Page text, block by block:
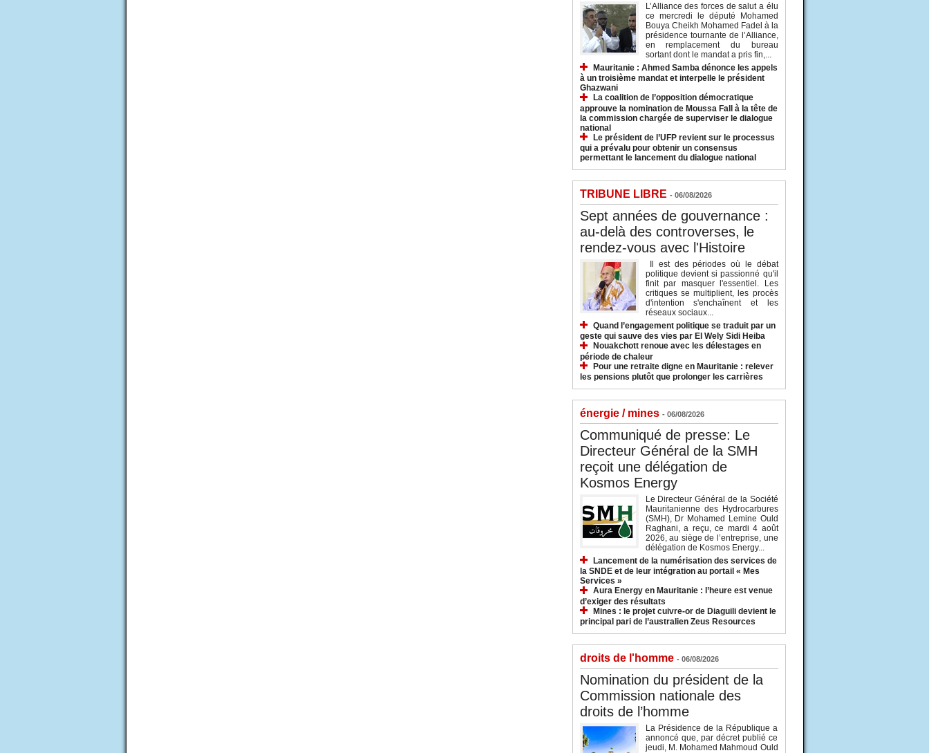
L’Alliance des forces de salut a élu
ce mercredi le député Mohamed
Bouya Cheikh Mohamed Fadel à la
présidence tournante de l’Alliance,
en remplacement du bureau
sortant dont le mandat a pris fin,...
Mauritanie : Ahmed Samba dénonce les appels
à un troisième mandat et interpelle le président
Ghazwani
La coalition de l’opposition démocratique
approuve la nomination de Moussa Fall à la tête de
la commission chargée de superviser le dialogue
national
Le président de l’UFP revient sur le processus
qui a prévalu pour obtenir un consensus
permettant le lancement du dialogue national
TRIBUNE LIBRE - 06/08/2026
Sept années de gouvernance :
au-delà des controverses, le
rendez-vous avec l'Histoire
Il est des périodes où le débat
politique devient si passionné qu'il
finit par masquer l'essentiel. Les
critiques se multiplient, les procès
d'intention s'enchaînent et les
réseaux sociaux...
Quand l’engagement politique se traduit par un
geste qui sauve des vies par El Wely Sidi Heiba
Nouakchott renoue avec les délestages en
période de chaleur
Pour une retraite digne en Mauritanie : relever
les pensions plutôt que prolonger les carrières
énergie / mines - 06/08/2026
Communiqué de presse: Le
Directeur Général de la SMH
reçoit une délégation de
Kosmos Energy
Le Directeur Général de la Société
Mauritanienne des Hydrocarbures
(SMH), Dr Mohamed Lemine Ould
Raghani, a reçu, ce mardi 4 août
2026, au siège de l’entreprise, une
délégation de Kosmos Energy...
Lancement de la numérisation des services de
la SNDE et de leur intégration au portail « Mes
Services »
Aura Energy en Mauritanie : l’heure est venue
d’exiger des résultats
Mines : le projet cuivre-or de Diaguili devient le
principal pari de l’australien Zeus Resources
droits de l'homme - 06/08/2026
Nomination du président de la
Commission nationale des
droits de l’homme
La Présidence de la République a
annoncé que, par décret publié ce
jeudi, M. Mohamed Mahmoud Ould